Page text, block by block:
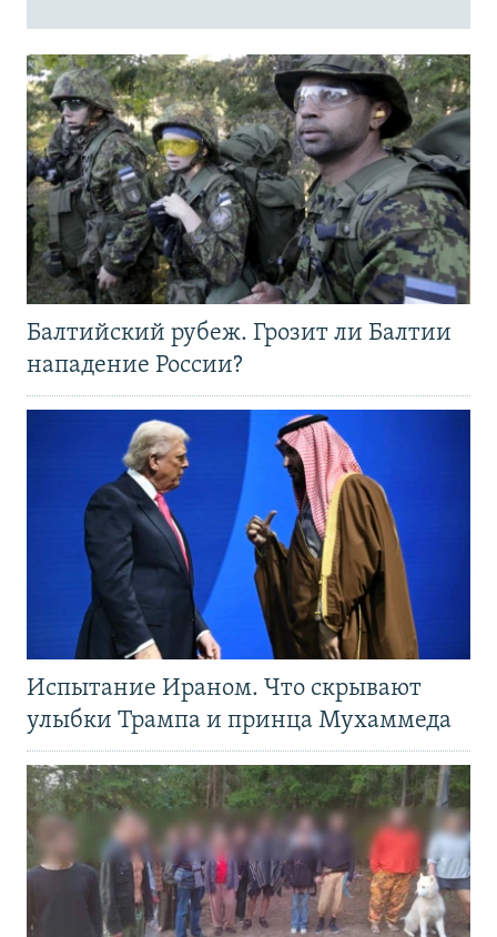
Балтийский рубеж. Грозит ли Балтии
нападение России?
Испытание Ираном. Что скрывают
улыбки Трампа и принца Мухаммеда